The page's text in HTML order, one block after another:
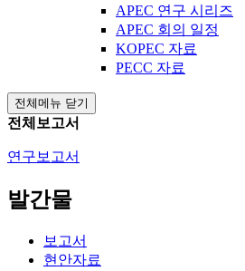
APEC 연구 시리즈
APEC 회의 일정
KOPEC 자료
PECC 자료
전체메뉴 닫기
전체보고서
연구보고서
발간물
보고서
현안자료